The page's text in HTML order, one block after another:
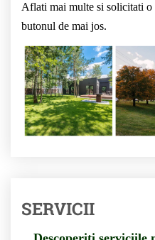
Aflati mai multe si solicitati o
butonul de mai jos.
SERVICII